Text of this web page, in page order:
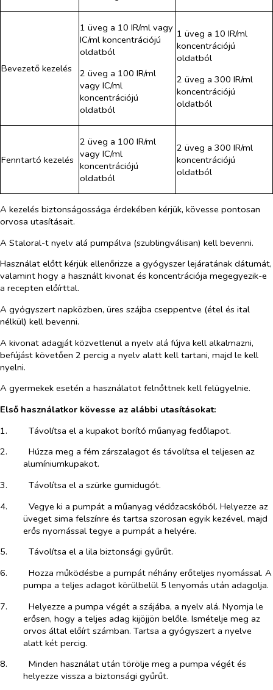
Bevezető kezelés
1 üveg a 10 IR/ml vagy
IC/ml koncentrációjú
oldatból
2 üveg a 100 IR/ml
vagy IC/ml
koncentrációjú
oldatból
1 üveg a 10 IR/ml
koncentrációjú
oldatból
2 üveg a 300 IR/ml
koncentrációjú
oldatból
Fenntartó kezelés
2 üveg a 100 IR/ml
vagy IC/ml
koncentrációjú
oldatból
2 üveg a 300 IR/ml
koncentrációjú
oldatból
A kezelés biztonságossága érdekében kérjük, kövesse pontosan
orvosa utasításait.
A Staloral-t nyelv alá pumpálva (szublingválisan) kell bevenni.
Használat előtt kérjük ellenőrizze a gyógyszer lejáratának dátumát,
valamint hogy a használt kivonat és koncentrációja megegyezik-e
a recepten előírttal.
A gyógyszert napközben, üres szájba cseppentve (étel és ital
nélkül) kell bevenni.
A kivonat adagját közvetlenül a nyelv alá fújva kell alkalmazni,
befújást követően 2 percig a nyelv alatt kell tartani, majd le kell
nyelni.
A gyermekek esetén a használatot felnőttnek kell felügyelnie.
Első használatkor kövesse az alábbi utasításokat:
1.​
Távolítsa el a kupakot borító műanyag fedőlapot.
2.​
Húzza meg a fém zárszalagot és távolítsa el teljesen az
alumíniumkupakot.
3.​
Távolítsa el a szürke gumidugót.
4.​
Vegye ki a pumpát a műanyag védőzacskóból. Helyezze az
üveget sima felszínre és tartsa szorosan egyik kezével, majd
erős nyomással tegye a pumpát a helyére.
5.​
Távolítsa el a lila biztonsági gyűrűt.
6.​
Hozza működésbe a pumpát néhány erőteljes nyomással. A
pumpa a teljes adagot körülbelül 5 lenyomás után adagolja.
7.​
Helyezze a pumpa végét a szájába, a nyelv alá. Nyomja le
erősen, hogy a teljes adag kijöjjön belőle. Ismételje meg az
orvos által előírt számban. Tartsa a gyógyszert a nyelve
alatt két percig.
8.​
Minden használat után törölje meg a pumpa végét és
helyezze vissza a biztonsági gyűrűt.